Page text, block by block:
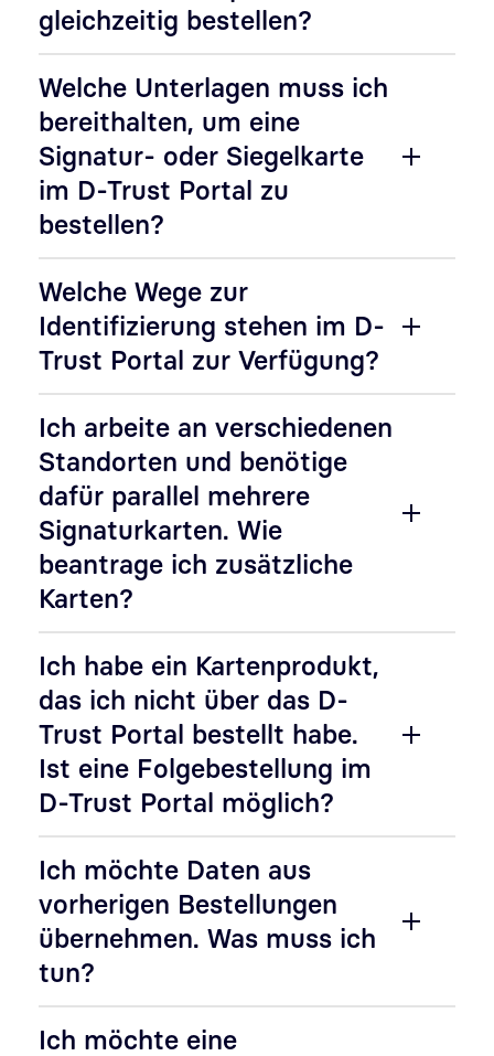
gleichzeitig bestellen?
Welche Unterlagen muss ich
bereithalten, um eine
Signatur- oder Siegelkarte
im D-Trust Portal zu
bestellen?
Welche Wege zur
Identifizierung stehen im D-
Trust Portal zur Verfügung?
Ich arbeite an verschiedenen
Standorten und benötige
dafür parallel mehrere
Signaturkarten. Wie
beantrage ich zusätzliche
Karten?
Ich habe ein Kartenprodukt,
das ich nicht über das D-
Trust Portal bestellt habe.
Ist eine Folgebestellung im
D-Trust Portal möglich?
Ich möchte Daten aus
vorherigen Bestellungen
übernehmen. Was muss ich
tun?
Ich möchte eine